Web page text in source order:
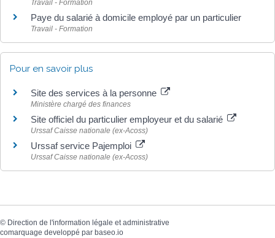
Travail - Formation
Paye du salarié à domicile employé par un particulier
Travail - Formation
Pour en savoir plus
Site des services à la personne
Ministère chargé des finances
Site officiel du particulier employeur et du salarié
Urssaf Caisse nationale (ex-Acoss)
Urssaf service Pajemploi
Urssaf Caisse nationale (ex-Acoss)
© Direction de l'information légale et administrative
comarquage developpé par baseo.io